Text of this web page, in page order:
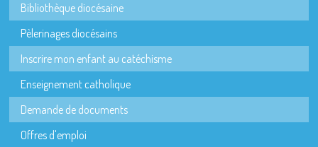
Bibliothèque diocésaine
Pèlerinages diocésains
Inscrire mon enfant au catéchisme
Enseignement catholique
Demande de documents
Offres d'emploi